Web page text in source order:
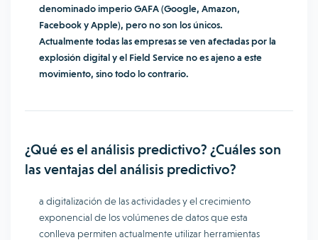
denominado imperio GAFA (Google, Amazon,
Facebook y Apple), pero no son los únicos.
Actualmente todas las empresas se ven afectadas por la
explosión digital y el Field Service no es ajeno a este
movimiento, sino todo lo contrario.
¿Qué es el análisis predictivo? ¿Cuáles son
las ventajas del análisis predictivo?
a digitalización de las actividades y el crecimiento
exponencial de los volúmenes de datos que esta
conlleva permiten actualmente utilizar herramientas